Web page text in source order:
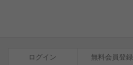
ログイン 無料会員登録